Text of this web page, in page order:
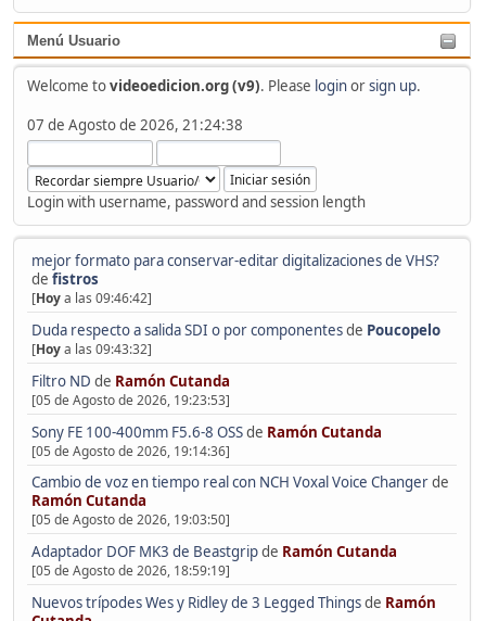
Menú Usuario
Welcome tovideoedicion.org (v9). Please loginorsign up.
07 de Agosto de 2026, 21:24:38
Login with username, password and session length
mejor formato para conservar-editar digitalizaciones de VHS?
de fistros
[Hoya las 09:46:42]
Duda respecto a salida SDI o por componentesde Poucopelo
[Hoya las 09:43:32]
Filtro ND de Ramón Cutanda
[05 de Agosto de 2026, 19:23:53]
Sony FE 100-400mm F5.6-8 OSSde Ramón Cutanda
[05 de Agosto de 2026, 19:14:36]
Cambio de voz en tiempo real con NCH Voxal Voice Changerde
Ramón Cutanda
[05 de Agosto de 2026, 19:03:50]
Adaptador DOF MK3 de Beastgripde Ramón Cutanda
[05 de Agosto de 2026, 18:59:19]
Nuevos trípodes Wes y Ridley de 3 Legged Thingsde Ramón